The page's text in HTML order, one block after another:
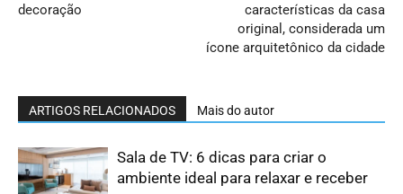
decoração
características da casa
original, considerada um
ícone arquitetônico da cidade
ARTIGOS RELACIONADOS Mais do autor
Sala de TV: 6 dicas para criar o
ambiente ideal para relaxar e receber